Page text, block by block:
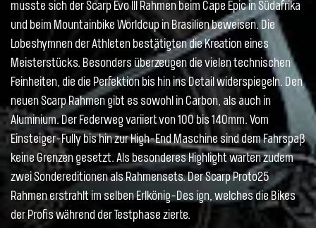
musste sich der Scarp Evo III Rahmen beim Cape Epic in Südafrika
und beim Mountainbike Worldcup in Brasilien beweisen. Die
Lobeshymnen der Athleten bestätigten die Kreation eines
Meisterstücks. Besonders überzeugen die vielen technischen
Feinheiten, die die Perfektion bis hin ins Detail widerspiegeln. Den
neuen Scarp Rahmen gibt es sowohl in Carbon, als auch in
Aluminium. Der Federweg variiert von 100 bis 140mm. Vom
Einsteiger-Fully bis hin zur High-End Maschine sind dem Fahrspaß
keine Grenzen gesetzt. Als besonderes Highlight warten zudem
zwei Sondereditionen als Rahmensets. Der Scarp Proto25
Rahmen erstrahlt im selben Erlkönig-Des ign, welches die Bikes
der Profis während der Testphase zierte.